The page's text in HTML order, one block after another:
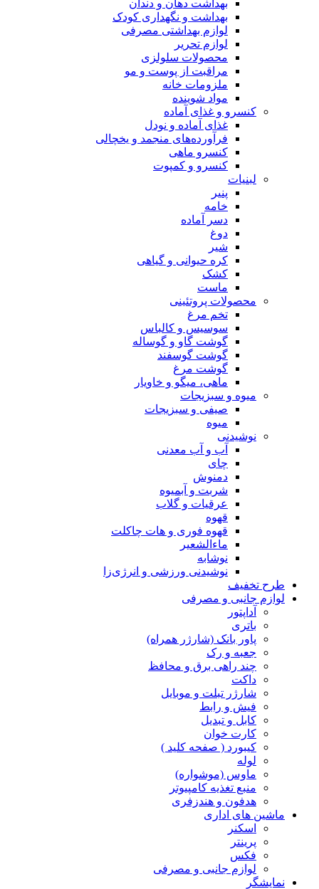
بهداشت دهان و دندان
بهداشت و نگهداری کودک
لوازم بهداشتی مصرفی
لوازم تحریر
محصولات سلولزی
مراقبت از پوست و مو
ملزومات خانه
مواد شوینده
کنسرو و غذای آماده
غذای آماده و نودل
فرآورده‌های منجمد و یخچالی
کنسرو ماهی
کنسرو و کمپوت
لبنیات
پنیر
خامه
دسر آماده
دوغ
شیر
کره حیوانی و گیاهی
کشک
ماست
محصولات پروتئینی
تخم مرغ
سوسیس و کالباس
گوشت گاو و گوساله
گوشت گوسفند
گوشت مرغ
ماهی، میگو و خاویار
میوه و سبزیجات
صیفی و سبزیجات
میوه
نوشیدنی
آب و آب معدنی
چای
دمنوش
شربت و آبمیوه
عرقیات و گلاب
قهوه
قهوه فوری و هات چاکلت
ماءالشعیر
نوشابه
نوشیدنی ورزشی و انرژی‌زا
طرح تخفیف
لوازم جانبی و مصرفی
آداپتور
باتری
پاور بانک (شارژر همراه)
جعبه و رک
چند راهی برق و محافظ
داکت
شارژر تبلت و موبایل
فیش و رابط
کابل و تبدیل
کارت خوان
کیبورد ( صفحه کلید )
لوله
ماوس (موشواره)
منبع تغذیه کامپیوتر
هدفون و هندزفری
ماشین های اداری
اسکنر
پرینتر
فکس
لوازم جانبی و مصرفی
نمایشگر